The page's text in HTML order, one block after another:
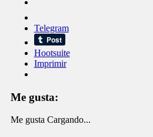
Telegram
Hootsuite
Imprimir
Me gusta:
Me gusta Cargando...